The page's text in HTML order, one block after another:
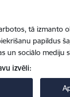
tā izmanto
papildus
un sociālo mediju
izvēli: